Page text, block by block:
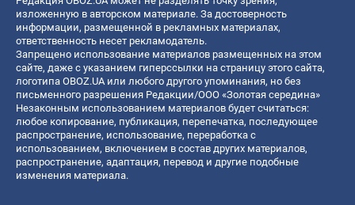
изложенную в авторском материале. За достоверность
информации, размещенной в рекламных материалах,
ответственность несет рекламодатель.
Запрещено использование материалов размещенных на этом
сайте, даже с указанием гиперссылки на страницу этого сайта,
логотипа OBOZ.UA или любого другого упоминания, но без
письменного разрешения Редакции/ООО «Золотая середина»
Незаконным использованием материалов будет считаться:
любое копирование, публикация, перепечатка, последующее
распространение, использование, переработка с
использованием, включением в состав других материалов,
распространение, адаптация, перевод и другие подобные
изменения материала.